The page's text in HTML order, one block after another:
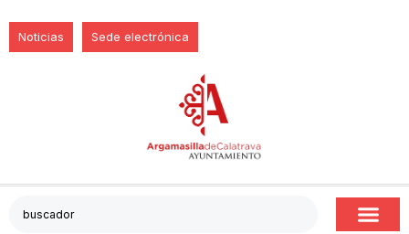
Noticias Sede electrónica